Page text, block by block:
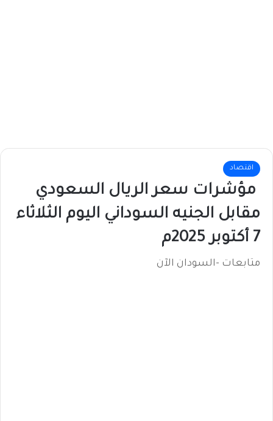
اقتصاد
مؤشرات سعر الريال السعودي
مقابل الجنيه السوداني اليوم الثلاثاء
7 أكتوبر 2025م
متابعات -السودان الآن